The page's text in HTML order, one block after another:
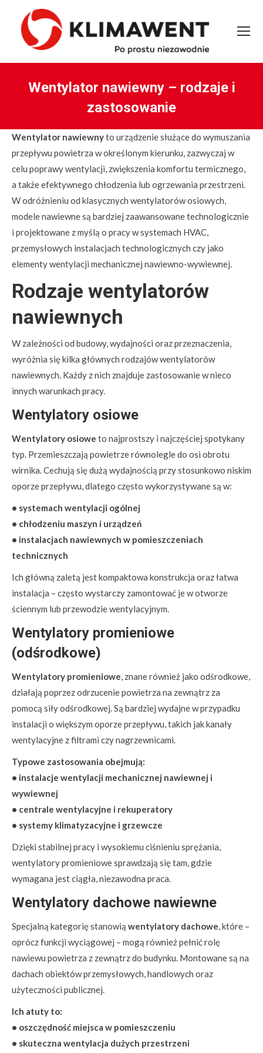
Wentylator nawiewny – rodzaje i
zastosowanie
Wentylator nawiewnyto urządzenie służące do wymuszania
przepływu powietrza w określonym kierunku, zazwyczaj w
celu poprawy wentylacji, zwiększenia komfortu termicznego,
a także efektywnego chłodzenia lub ogrzewania przestrzeni.
W odróżnieniu od klasycznych wentylatorów osiowych,
modele nawiewne są bardziej zaawansowane technologicznie
i projektowane z myślą o pracy w systemach HVAC,
przemysłowych instalacjach technologicznych czy jako
elementy wentylacji mechanicznej nawiewno-wywiewnej.
Rodzaje wentylatorów
nawiewnych
W zależności od budowy, wydajności oraz przeznaczenia,
wyróżnia się kilka głównych rodzajów wentylatorów
nawiewnych. Każdy z nich znajduje zastosowanie w nieco
innych warunkach pracy.
Wentylatory osiowe
Wentylatory osiowe to najprostszy i najczęściej spotykany
typ. Przemieszczają powietrze równolegle do osi obrotu
wirnika. Cechują się dużą wydajnością przy stosunkowo niskim
oporze przepływu, dlatego często wykorzystywane są w:
• systemach wentylacji ogólnej
• chłodzeniu maszyn i urządzeń
• instalacjach nawiewnych w pomieszczeniach
technicznych
Ich główną zaletą jest kompaktowa konstrukcja oraz łatwa
instalacja – często wystarczy zamontować je w otworze
ściennym lub przewodzie wentylacyjnym.
Wentylatory promieniowe
(odśrodkowe)
Wentylatory promieniowe , znane również jako odśrodkowe,
działają poprzez odrzucenie powietrza na zewnątrz za
pomocą siły odśrodkowej. Są bardziej wydajne w przypadku
instalacji o większym oporze przepływu, takich jak kanały
wentylacyjne z filtrami czy nagrzewnicami.
Typowe zastosowania obejmują:
• instalacje wentylacji mechanicznej nawiewnej i
wywiewnej
• centrale wentylacyjne i rekuperatory
• systemy klimatyzacyjne i grzewcze
Dzięki stabilnej pracy i wysokiemu ciśnieniu sprężania,
wentylatory promieniowe sprawdzają się tam, gdzie
wymagana jest ciągła, niezawodna praca.
Wentylatory dachowe nawiewne
Specjalną kategorię stanowią wentylatory dachowe , które –
oprócz funkcji wyciągowej – mogą również pełnić rolę
nawiewu powietrza z zewnątrz do budynku. Montowane są na
dachach obiektów przemysłowych, handlowych oraz
użyteczności publicznej.
Ich atuty to:
• oszczędność miejsca w pomieszczeniu
• skuteczna wentylacja dużych przestrzeni